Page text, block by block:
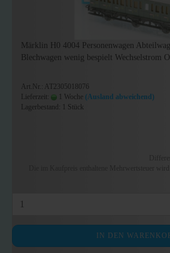
Märklin H0 4004 Personenwagen
Blechwagen wenig bespielt Wechselstrom
Art.Nr.: AT2305018076
Lieferzeit:
1 Woche (Ausland abweichend)
Lagerbestand: 1 Stück
Die im Kaufpreis enthaltene Mehrwertsteuer
IN DEN